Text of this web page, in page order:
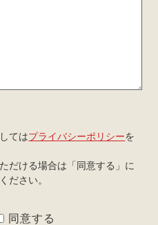
てはプライバシーポリシーを
だける場合は「同意する」に
ださい。
同意する